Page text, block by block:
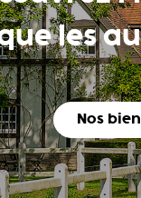
les
Nos